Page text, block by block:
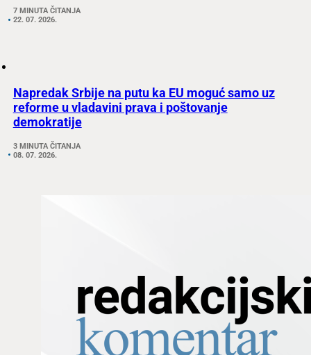
7 MINUTA ČITANJA
22. 07. 2026.
Napredak Srbije na putu ka EU moguć samo uz
reforme u vladavini prava i poštovanje
demokratije
3 MINUTA ČITANJA
08. 07. 2026.